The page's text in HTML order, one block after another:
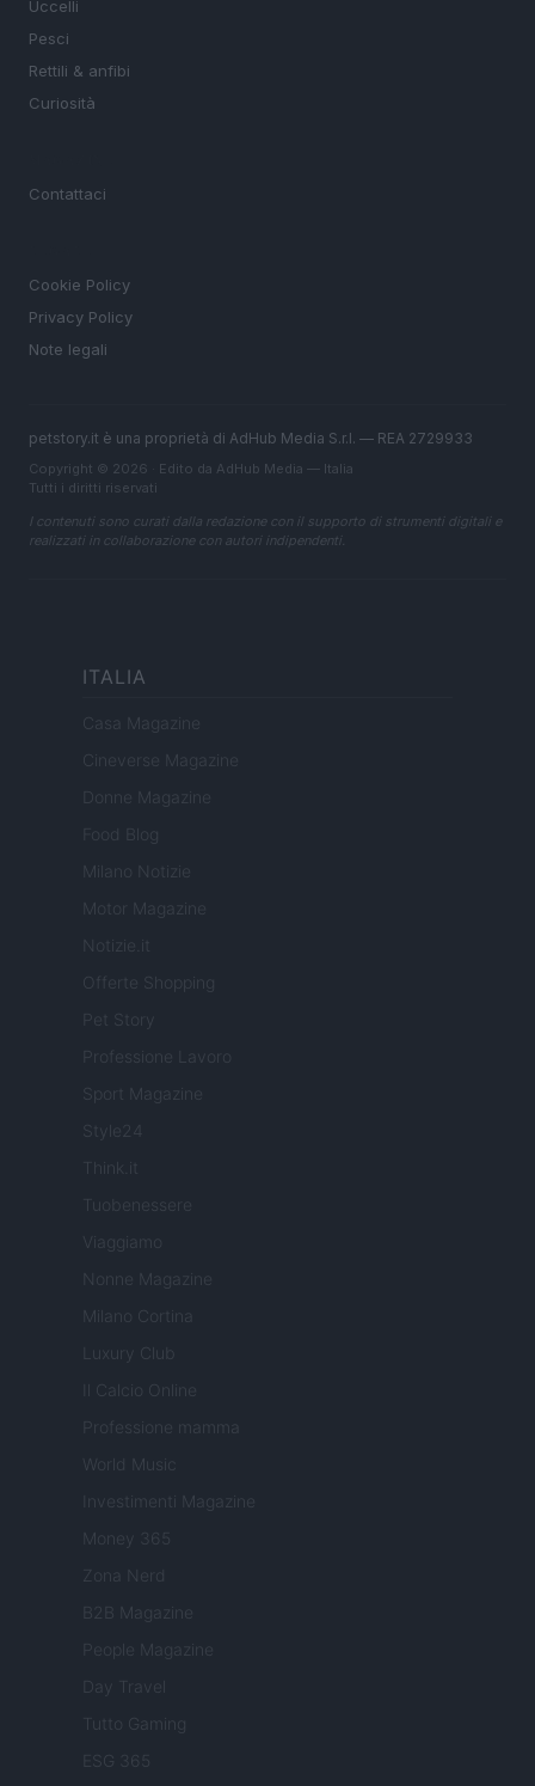
Uccelli
Pesci
Rettili & anfibi
Curiosità
Contattaci
Cookie Policy
Privacy Policy
Note legali
petstory.it è una proprietà di AdHub Media S.r.l. — REA 2729933
Copyright © 2026 · Edito da AdHub Media — Italia
Tutti i diritti riservati
I contenuti sono curati dalla redazione con il supporto di strumenti digitali e
realizzati in collaborazione con autori indipendenti.
ITALIA
Casa Magazine
Cineverse Magazine
Donne Magazine
Food Blog
Milano Notizie
Motor Magazine
Notizie.it
Offerte Shopping
Professione Lavoro
Sport Magazine
Style24
Think.it
Tuobenessere
Viaggiamo
Nonne Magazine
Milano Cortina
Luxury Club
Il Calcio Online
Professione mamma
World Music
Investimenti Magazine
Money 365
Zona Nerd
B2B Magazine
People Magazine
Day Travel
Tutto Gaming
ESG 365